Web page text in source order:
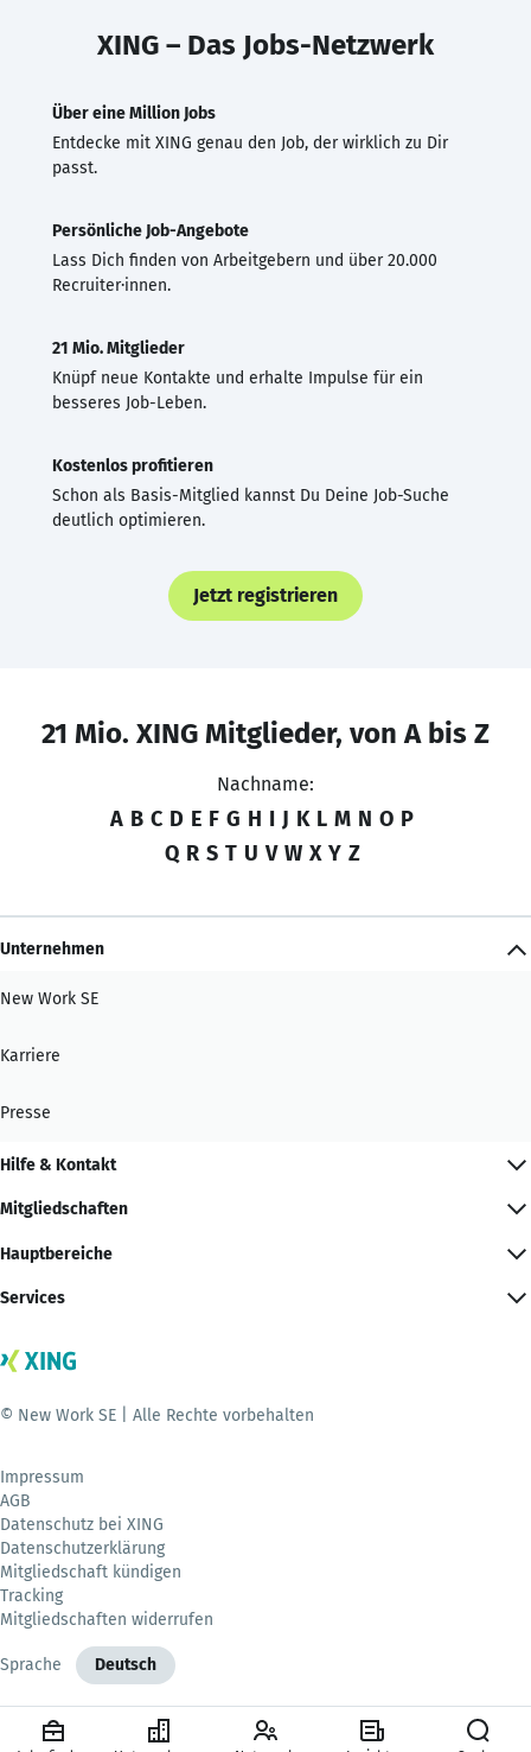
XING – Das Jobs-Netzwerk
Über eine Million Jobs
Entdecke mit XING genau den Job, der wirklich zu Dir
passt.
Persönliche Job-Angebote
Lass Dich finden von Arbeitgebern und über 20.000
Recruiter·innen.
21 Mio. Mitglieder
Knüpf neue Kontakte und erhalte Impulse für ein
besseres Job-Leben.
Kostenlos profitieren
Schon als Basis-Mitglied kannst Du Deine Job-Suche
deutlich optimieren.
Jetzt registrieren
21 Mio. XING Mitglieder, von A bis Z
Nachname:
A B C D E F G H I J K L M N O P
Q R S T U V W X Y Z
Unternehmen
New Work SE
Karriere
Presse
Hilfe & Kontakt
Mitgliedschaften
Hauptbereiche
Services
© New Work SE | Alle Rechte vorbehalten
Impressum
AGB
Datenschutz bei XING
Datenschutzerklärung
Mitgliedschaft kündigen
Tracking
Mitgliedschaften widerrufen
Sprache Deutsch